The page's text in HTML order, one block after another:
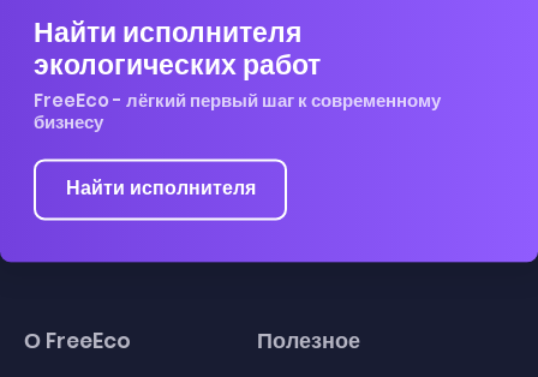
Найти исполнителя
экологических работ
FreeEco - лёгкий первый шаг к современному
бизнесу
Найти исполнителя
О FreeEco Полезное